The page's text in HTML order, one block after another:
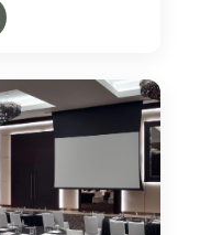
in New Tab